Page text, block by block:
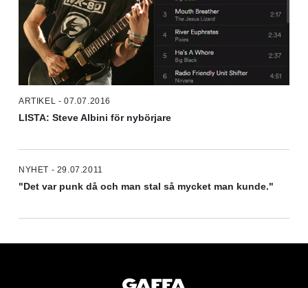
ARTIKEL - 07.07.2016
LISTA: Steve Albini för nybörjare
NYHET - 29.07.2011
"Det var punk då och man stal så mycket man kunde."